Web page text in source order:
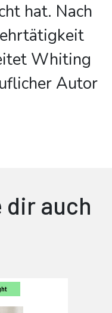
hat. Nach
Whiting
Autor
dir auch